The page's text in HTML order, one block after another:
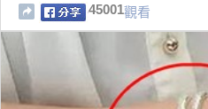
45001觀看